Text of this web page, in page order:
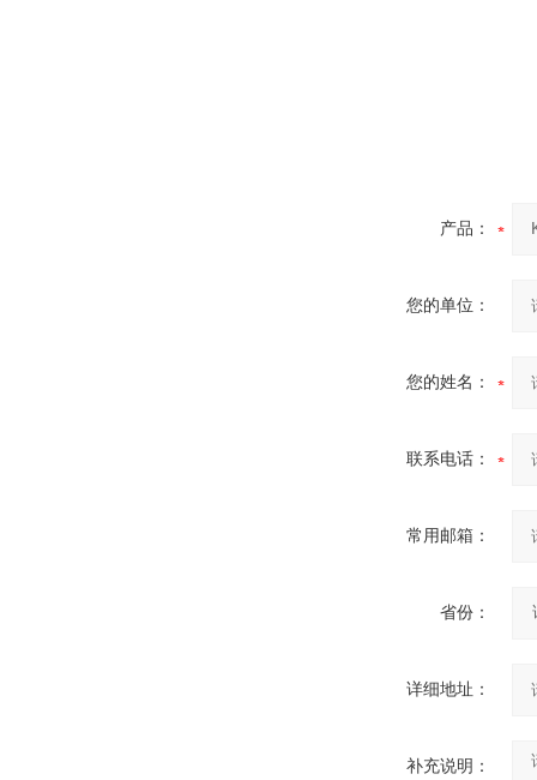
产品：
您的单位：
您的姓名：
联系电话：
常用邮箱：
省份：
详细地址：
补充说明：